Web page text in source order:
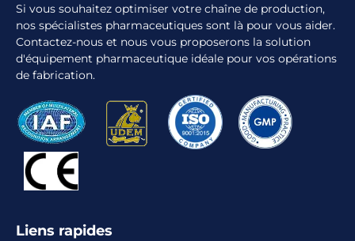
Si vous souhaitez optimiser votre chaîne de production,
nos spécialistes pharmaceutiques sont là pour vous aider.
Contactez-nous et nous vous proposerons la solution
d'équipement pharmaceutique idéale pour vos opérations
de fabrication.
Liens rapides